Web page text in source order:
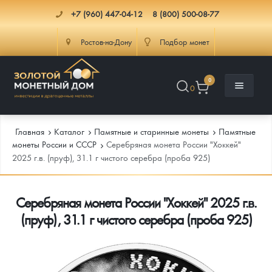
+7 (960) 447-04-12 8 (800) 500-08-77
Ростов-на-Дону Подбор монет
0
0
Каталог
Каталог Монет
Инвестиционные монеты
Монеты Россия и СССР
Памятные и старинные монеты
Инфо
Как сделать заказ
Подлинность монет
Доставка
Главная Каталог Памятные и старинные монеты
Памятные
монеты России и СССР
Серебряная монета России "Хоккей"
2025 г.в. (пруф), 31.1 г чистого серебра (проба 925)
Серебряная монета России "Хоккей" 2025 г.в.
(пруф), 31.1 г чистого серебра (проба 925)